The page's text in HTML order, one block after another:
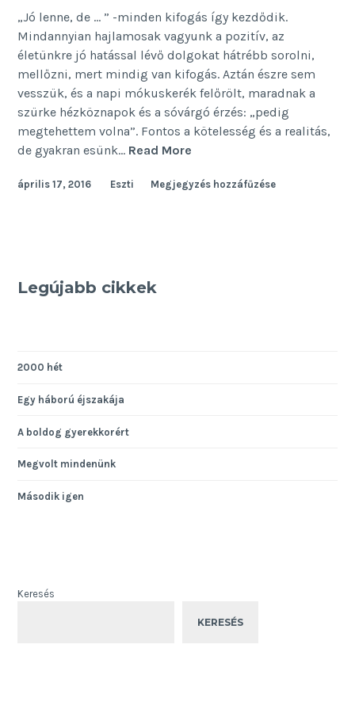
„Jó lenne, de … ” -minden kifogás így kezdődik.
Mindannyian hajlamosak vagyunk a pozitív, az
életünkre jó hatással lévő dolgokat hátrébb sorolni,
mellőzni, mert mindig van kifogás. Aztán észre sem
vesszük, és a napi mókuskerék felőrölt, maradnak a
szürke hézköznapok és a sóvárgó érzés: „pedig
megtehettem volna”. Fontos a kötelesség és a realitás,
de gyakran esünk… Read More
amikor
április 17, 2016 Eszti Megjegyzés hozzáfűzése
Legújabb cikkek
2000 hét
Egy háború éjszakája
A boldog gyerekkorért
Megvolt mindenünk
Második igen
Keresés
KERESÉS